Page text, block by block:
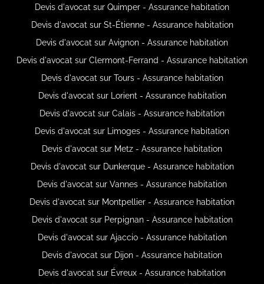
Devis d'avocat sur Quimper - Assurance habitation
Devis d'avocat sur St-Étienne - Assurance habitation
Devis d'avocat sur Avignon - Assurance habitation
Devis d'avocat sur Clermont-Ferrand - Assurance habitation
Devis d'avocat sur Tours - Assurance habitation
Devis d'avocat sur Lorient - Assurance habitation
Devis d'avocat sur Calais - Assurance habitation
Devis d'avocat sur Limoges - Assurance habitation
Devis d'avocat sur Metz - Assurance habitation
Devis d'avocat sur Dunkerque - Assurance habitation
Devis d'avocat sur Vannes - Assurance habitation
Devis d'avocat sur Montpellier - Assurance habitation
Devis d'avocat sur Perpignan - Assurance habitation
Devis d'avocat sur Ajaccio - Assurance habitation
Devis d'avocat sur Dijon - Assurance habitation
Devis d'avocat sur Évreux - Assurance habitation